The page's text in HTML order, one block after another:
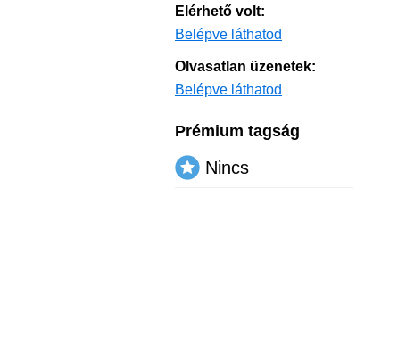
Elérhető volt:
Belépve láthatod
Olvasatlan üzenetek:
Belépve láthatod
Prémium tagság
Nincs